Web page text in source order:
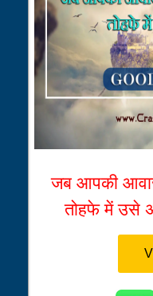
जब आपकी
तोहफे में उसे